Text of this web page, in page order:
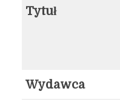
Tytuł
Wydawca